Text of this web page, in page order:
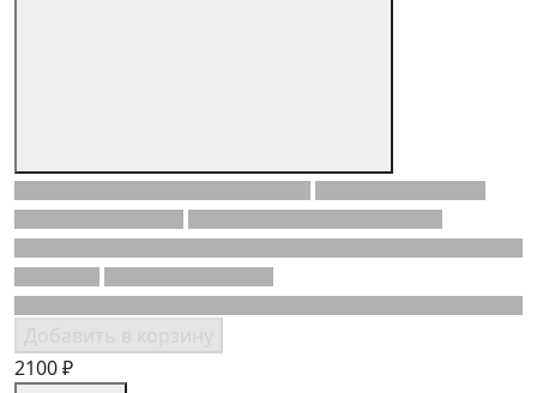
2100 ₽